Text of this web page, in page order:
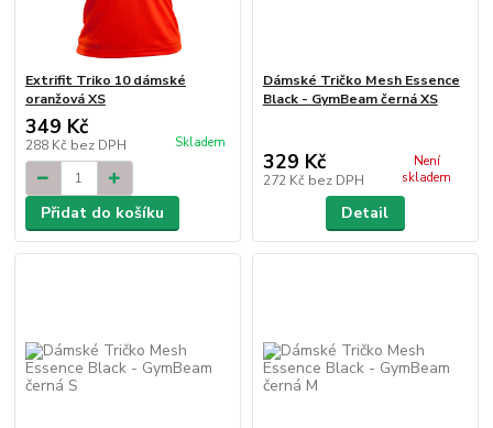
Extrifit Triko 10 dámské
oranžová XS
349 Kč
288 Kč bez DPH Skladem
Přidat do košíku
Dámské Tričko Mesh Essence
Black - GymBeam černá XS
329 Kč
272 Kč bez DPH
Není
skladem
Detail